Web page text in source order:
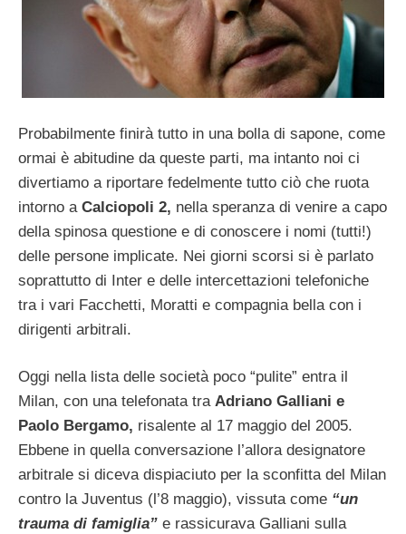
Probabilmente finirà tutto in una bolla di sapone, come
ormai è abitudine da queste parti, ma intanto noi ci
divertiamo a riportare fedelmente tutto ciò che ruota
intorno a Calciopoli 2, nella speranza di venire a capo
della spinosa questione e di conoscere i nomi (tutti!)
delle persone implicate. Nei giorni scorsi si è parlato
soprattutto di Inter e delle intercettazioni telefoniche
tra i vari Facchetti, Moratti e compagnia bella con i
dirigenti arbitrali.
Oggi nella lista delle società poco “pulite” entra il
Milan, con una telefonata tra Adriano Galliani e
Paolo Bergamo, risalente al 17 maggio del 2005.
Ebbene in quella conversazione l’allora designatore
arbitrale si diceva dispiaciuto per la sconfitta del Milan
contro la Juventus (l’8 maggio), vissuta come “un
trauma di famiglia” e rassicurava Galliani sulla